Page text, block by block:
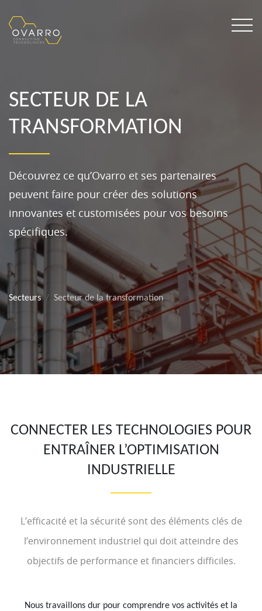
SECTEUR DE LA
TRANSFORMATION
Découvrez ce qu’Ovarro et ses partenaires
peuvent faire pour créer des solutions
innovantes et customisées pour vos besoins
spécifiques.
Secteurs Secteur de la transformation
CONNECTER LES TECHNOLOGIES POUR
ENTRAÎNER L’OPTIMISATION
INDUSTRIELLE
L’efficacité et la sécurité sont des éléments clés de
l’environnement industriel qui doit atteindre des
objectifs de performance et financiers difficiles.
Nous travaillons dur pour comprendre vos activités et la